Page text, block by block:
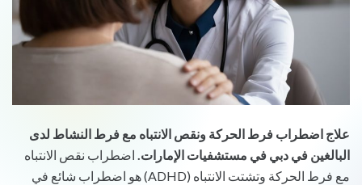
علاج اضطراب فرط الحركة ونقص الانتباه مع فرط النشاط لدى
البالغين في دبي في مستشفيات الإمارات. اضطراب نقص الانتباه
مع فرط الحركة وتشتت الانتباه (ADHD) هو اضطراب شائع في